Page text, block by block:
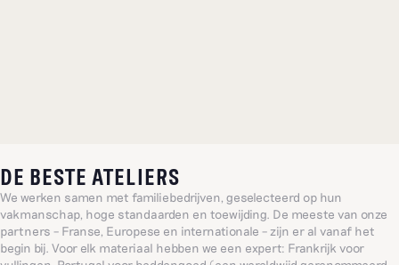
DE BESTE ATELIERS
We werken samen met familiebedrijven, geselecteerd op hun
vakmanschap, hoge standaarden en toewijding. De meeste van onze
partners – Franse, Europese en internationale – zijn er al vanaf het
begin bij. Voor elk materiaal hebben we een expert: Frankrijk voor